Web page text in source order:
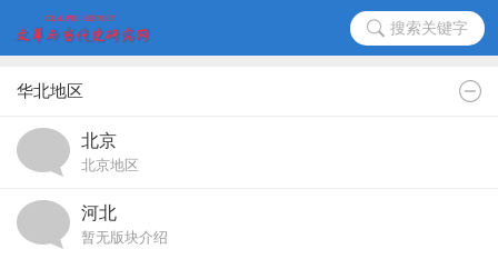
搜索关键字
华北地区
北京
北京地区
河北
暂无版块介绍